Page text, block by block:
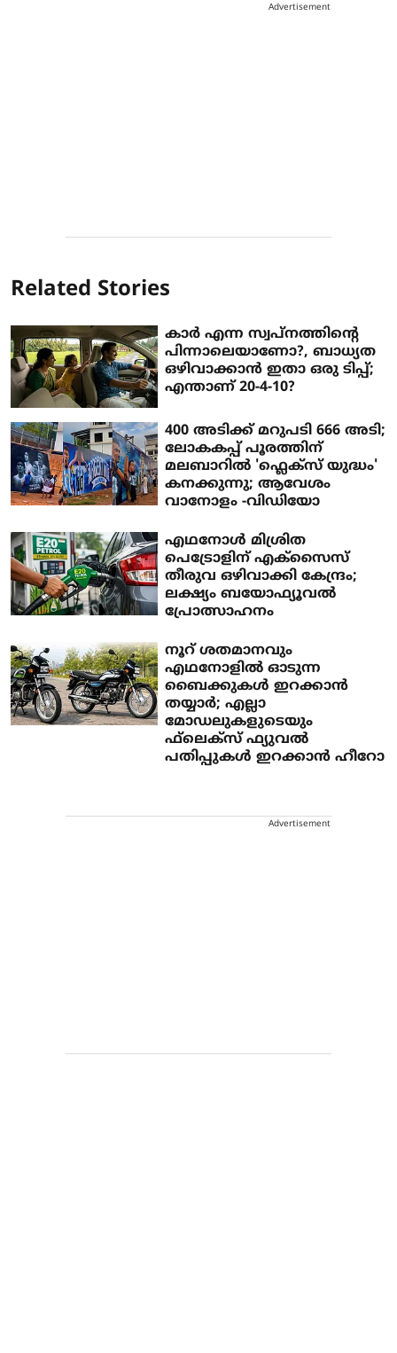
Advertisement
Related Stories
കാര്‍ എന്ന സ്വപ്‌നത്തിന്റെ
പിന്നാലെയാണോ?, ബാധ്യത
ഒഴിവാക്കാന്‍ ഇതാ ഒരു ടിപ്പ്;
എന്താണ് 20-4-10?
400 അടിക്ക് മറുപടി 666 അടി;
ലോകകപ്പ് പൂരത്തിന്
മലബാറിൽ 'ഫ്ലെക്സ് യുദ്ധം'
കനക്കുന്നു; ആവേശം
വാനോളം -വിഡിയോ
എഥനോള്‍ മിശ്രിത
പെട്രോളിന് എക്‌സൈസ്
തീരുവ ഒഴിവാക്കി കേന്ദ്രം;
ലക്ഷ്യം ബയോഫ്യൂവല്‍
പ്രോത്സാഹനം
നൂറ് ശതമാനവും
എഥനോളില്‍ ഓടുന്ന
ബൈക്കുകള്‍ ഇറക്കാന്‍
തയ്യാര്‍; എല്ലാ
മോഡലുകളുടെയും
ഫ്‌ലെക്‌സ് ഫ്യുവല്‍
പതിപ്പുകള്‍ ഇറക്കാന്‍ ഹീറോ
Advertisement